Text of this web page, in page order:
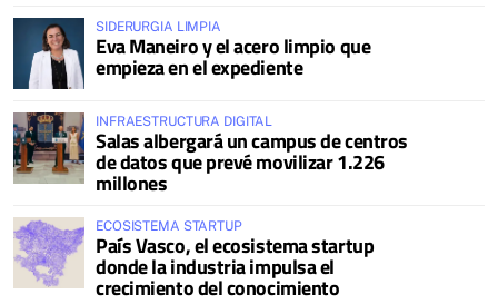
SIDERURGIA LIMPIA
Eva Maneiro y el acero limpio que
empieza en el expediente
INFRAESTRUCTURA DIGITAL
Salas albergará un campus de centros
de datos que prevé movilizar 1.226
millones
ECOSISTEMA STARTUP
País Vasco, el ecosistema startup
donde la industria impulsa el
crecimiento del conocimiento